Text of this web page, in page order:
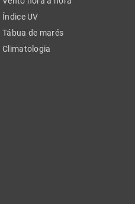
Índice UV
Tábua de marés
Climatologia